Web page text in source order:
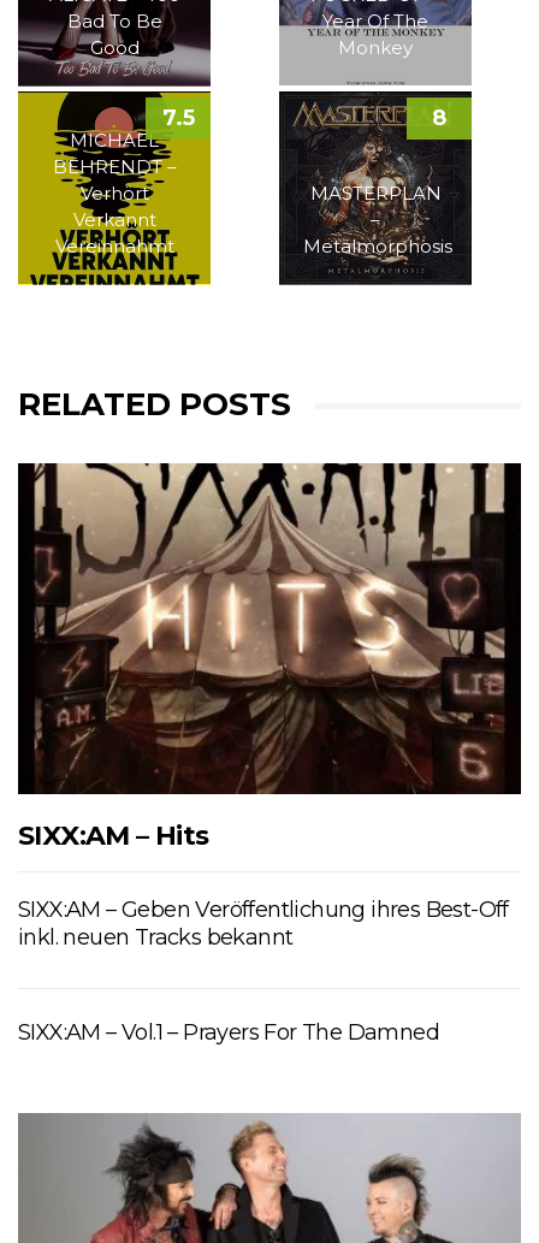
Bad To Be
Good
Year Of The
Monkey
MICHAEL
BEHRENDT –
Verhört
Verkannt
Vereinnahmt
7.5
MASTERPLAN
–
Metalmorphosis
8
RELATED POSTS
SIXX:AM – Hits
SIXX:AM – Geben Veröffentlichung ihres Best-Off
inkl. neuen Tracks bekannt
SIXX:AM – Vol.1 – Prayers For The Damned